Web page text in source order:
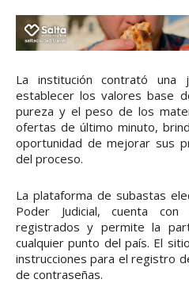
La institución contrató una
establecer los valores base
pureza y el peso de los
ofertas de último minuto,
oportunidad de mejorar sus
del proceso.
La plataforma de subastas
Poder Judicial, cuenta
registrados y permite la
cualquier punto del país. El
instrucciones para el registro
de contraseñas.